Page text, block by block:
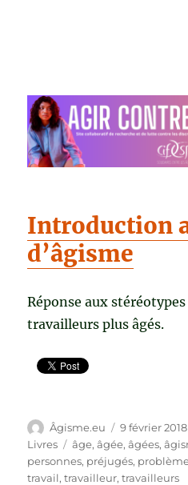
Introduction
d’âgisme
Réponse aux
travailleurs plus âgés.
Auteur
Âgisme.eu
Publié
le
9 février 2018
Livres
Étiquettes
âge,âgée,âgées,
personnes, préjugés,
travail,travailleur,travailleurs